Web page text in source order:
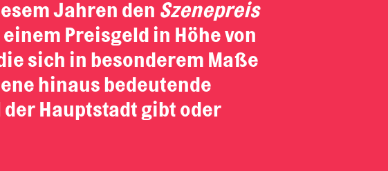
Jahren den Szenepreis
Preisgeld in Höhe von
sich in besonderem Maße
hinaus bedeutende
der Hauptstadt gibt oder